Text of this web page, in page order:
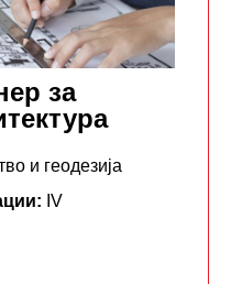
за
и геодезија
IV